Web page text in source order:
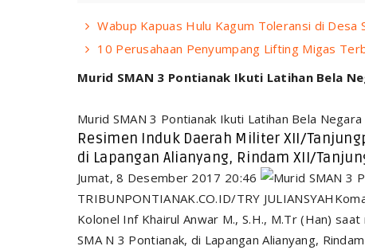
Wabup Kapuas Hulu Kagum Toleransi di Desa
10 Perusahaan Penyumpang Lifting Migas
Murid SMAN 3 Pontianak Ikuti Latihan Bela
Murid SMAN 3 Pontianak Ikuti Latihan Bela Negara
Resimen Induk Daerah Militer XII/
di Lapangan Alianyang, Rindam XII/
Jumat, 8 Desember 2017 20:46
TRIBUNPONTIANAK.CO.ID/TRY
Kolonel Inf Khairul Anwar M., S.H., M.Tr (Han)
SMA N 3 Pontianak, di Lapangan Alianyang,